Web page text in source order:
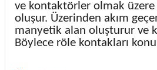
ve kontaktörler olmak
oluşur. Üzerinden akım
manyetik alan oluşturur ve
Böylece röle kontakları